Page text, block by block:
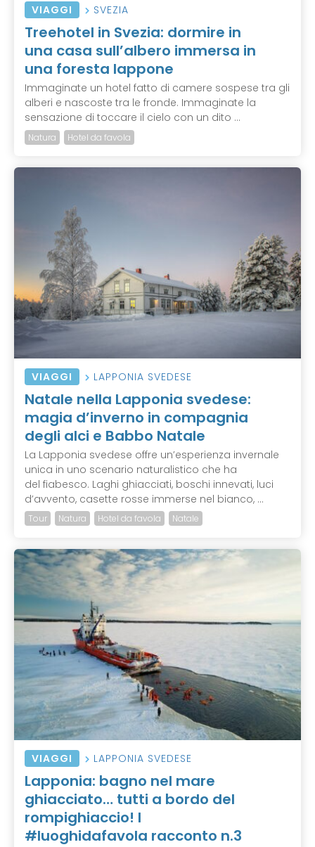
VIAGGI SVEZIA
Treehotel in Svezia: dormire in
una casa sull’albero immersa in
una foresta lappone
Immaginate un hotel fatto di camere sospese tra gli
alberi e nascoste tra le fronde. Immaginate la
sensazione di toccare il cielo con un dito ...
Natura Hotel da favola
VIAGGI LAPPONIA SVEDESE
Natale nella Lapponia svedese:
magia d’inverno in compagnia
degli alci e Babbo Natale
La Lapponia svedese offre un’esperienza invernale
unica in uno scenario naturalistico che ha
del fiabesco. Laghi ghiacciati, boschi innevati, luci
d’avvento, casette rosse immerse nel bianco, ...
Tour Natura Hotel da favola Natale
VIAGGI LAPPONIA SVEDESE
Lapponia: bagno nel mare
ghiacciato… tutti a bordo del
rompighiaccio! I
#luoghidafavola racconto n.3